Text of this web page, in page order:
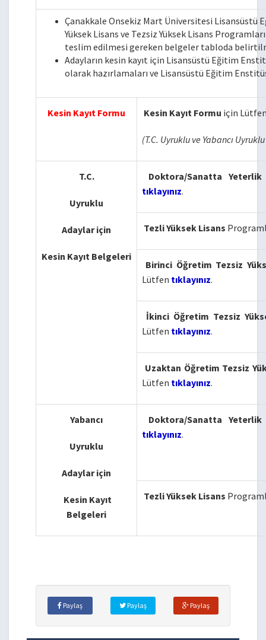
Çanakkale Onsekiz Mart Üniversitesi
Yüksek Lisans ve Tezsiz Yüksek Lisans
teslim edilmesi gereken belgeler tabloda
Adayların kesin kayıt için Lisansüstü Eğitim
olarak hazırlamaları ve Lisansüstü Eğitim
Kesin Kayıt Formu Kesin Kayıt Formu için
(T.C. Uyruklu ve Yabancı
T.C.
Uyruklu
Adaylar için
Kesin Kayıt Belgeleri
Doktora/Sanatta Yeterlik
tıklayınız.
Tezli Yüksek Lisans
Birinci Öğretim Tezsiz
Lütfen tıklayınız.
İkinci Öğretim Tezsiz
Lütfen tıklayınız.
Uzaktan Öğretim Tezsiz
Lütfen tıklayınız.
Yabancı
Uyruklu
Adaylar için
Kesin Kayıt
Belgeleri
Doktora/Sanatta Yeterlik
tıklayınız.
Tezli Yüksek Lisans
Paylaş Paylaş Paylaş